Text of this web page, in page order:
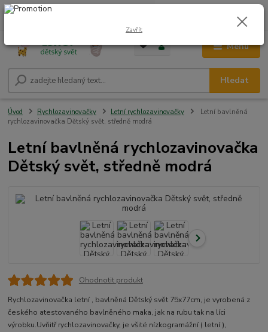
Menu
Hledat
+420 604 278 943 0,00 Kč
Úvod Rychlozavinovačky Letní rychlozavinovačky
Letní bavlněná
rychlozavinovačka Dětský svět, středně modrá
Letní bavlněná rychlozavinovačka
Dětský svět, středně modrá
Ohodnotit produkt
Rychlozavinovačka letní , bavlněná Dětský svět 75x77cm, je vyrobená z
českého atestovaného bavlněného maka, jak na rubu tak na líci
výrobku.Uvňitř rychlozavinovačky, je všité nízkogramážní ( letní ),
Zavřít